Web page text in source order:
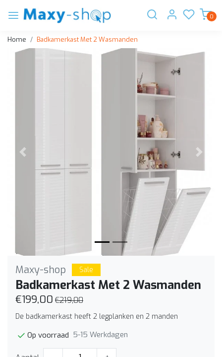
0
Home Badkamerkast Met 2 Wasmanden
Vorige
Maxy-shop Sale
Badkamerkast Met 2 Wasmanden
€199,00 €219,00
De badkamerkast heeft 2 legplanken en 2 manden
Op voorraad 5-15 Werkdagen